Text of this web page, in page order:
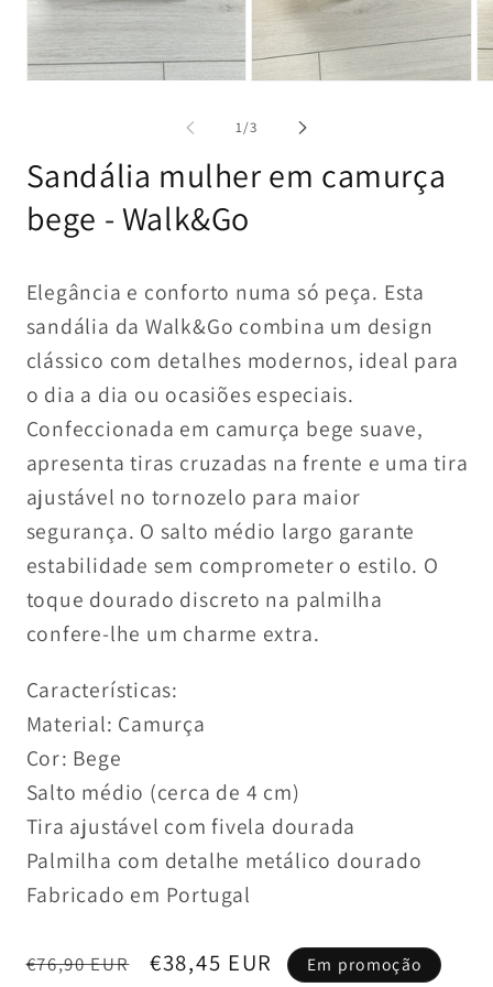
modal
multimédia
2
modal
1/de
3
Sandália mulher em camurça
bege - Walk&Go
Elegância e conforto numa só peça. Esta
sandália da Walk&Go combina um design
clássico com detalhes modernos, ideal para
o dia a dia ou ocasiões especiais.
Confeccionada em camurça bege suave,
apresenta tiras cruzadas na frente e uma tira
ajustável no tornozelo para maior
segurança. O salto médio largo garante
estabilidade sem comprometer o estilo. O
toque dourado discreto na palmilha
confere-lhe um charme extra.
Características:
Material: Camurça
Cor: Bege
Salto médio (cerca de 4 cm)
Tira ajustável com fivela dourada
Palmilha com detalhe metálico dourado
Fabricado em Portugal
Preço
€76,90 EUR
Preço
€38,45 EUR Em promoção